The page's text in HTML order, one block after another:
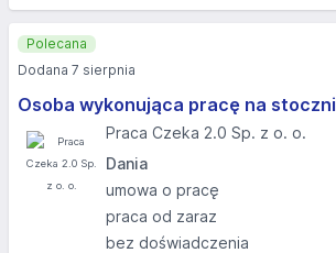
Osoba wykonująca pracę na stoczni
Praca Czeka 2.0 Sp. z o. o.
Dania
umowa o pracę
praca od zaraz
bez doświadczenia
Polecana
Dodana 7 sierpnia